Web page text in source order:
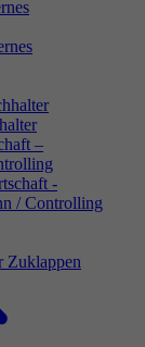
–
-
/ Controlling
Zuklappen